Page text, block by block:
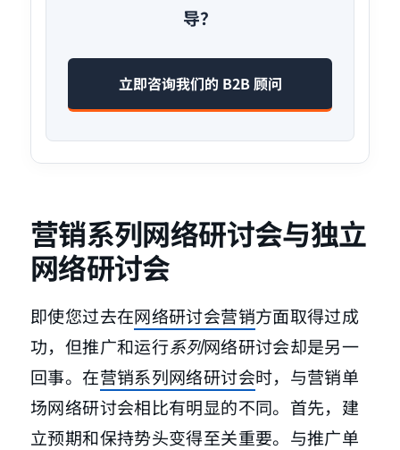
导？
立即咨询我们的 B2B 顾问
营销系列网络研讨会与独立
网络研讨会
即使您过去在网络研讨会营销方面取得过成
功，但推广和运行系列网络研讨会却是另一
回事。在营销系列网络研讨会时，与营销单
场网络研讨会相比有明显的不同。首先，建
立预期和保持势头变得至关重要。与推广单